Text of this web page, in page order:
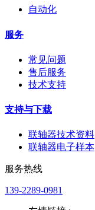
自动化
服务
常见问题
售后服务
技术支持
支持与下载
联轴器技术资料
联轴器电子样本
服务热线
139-2289-0981